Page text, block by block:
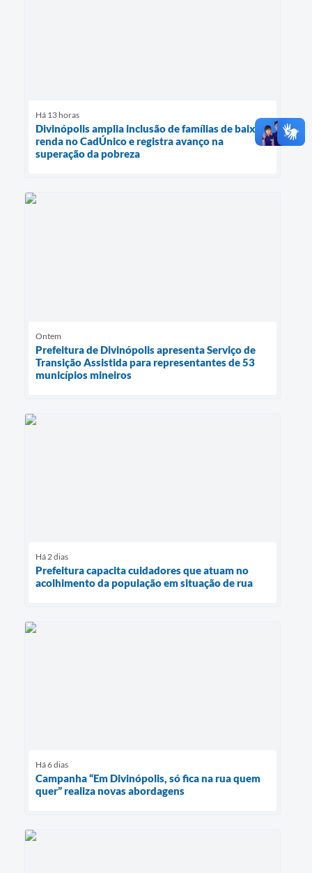
Há 13 horas
Divinópolis amplia inclusão de famílias de baixa
renda no CadÚnico e registra avanço na
superação da pobreza
Ontem
Prefeitura de Divinópolis apresenta Serviço de
Transição Assistida para representantes de 53
municípios mineiros
Há 2 dias
Prefeitura capacita cuidadores que atuam no
acolhimento da população em situação de rua
Há 6 dias
Campanha “Em Divinópolis, só fica na rua quem
quer” realiza novas abordagens